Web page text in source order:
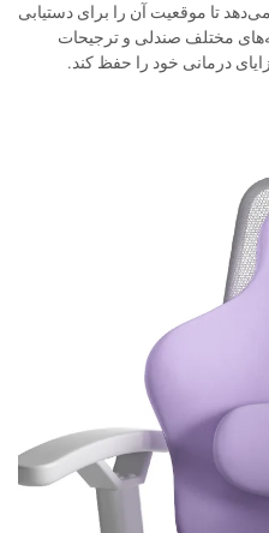
تا موقعیت آن را برای دستیابی
مختلف صندلی و ترجیحات
درمانی خود را حفظ کند.